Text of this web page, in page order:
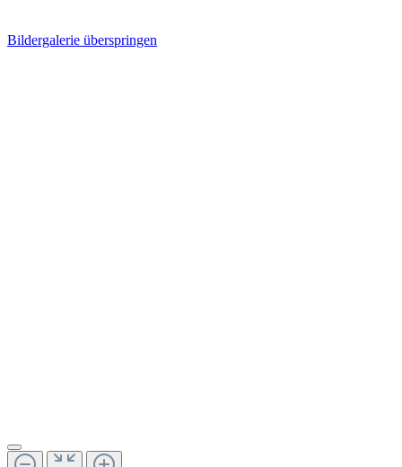
Bildergalerie überspringen